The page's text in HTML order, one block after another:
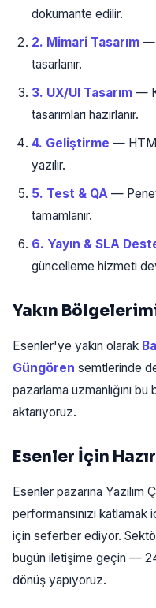
dokümante edilir.
2. Mimari Tasarım —
tasarlanır.
3. UX/UI Tasarım —
tasarımları hazırlanır.
4. Geliştirme —
yazılır.
5. Test & QA —
tamamlanır.
6. Yayın & SLA
güncelleme hizmeti
Yakın
Esenler'ye yakın olarak
Güngören semtlerinde
pazarlama uzmanlığını
aktarıyoruz.
Esenler İçin
Esenler pazarına
performansınızı katlamak
için seferber ediyor.
bugün iletişime geçin —
dönüş yapıyoruz.